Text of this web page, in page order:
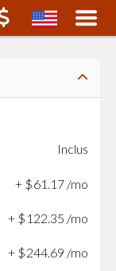
Inclus
+ $61 .17 /mo
+ $ 122.35 /mo
+ $244.69 /mo